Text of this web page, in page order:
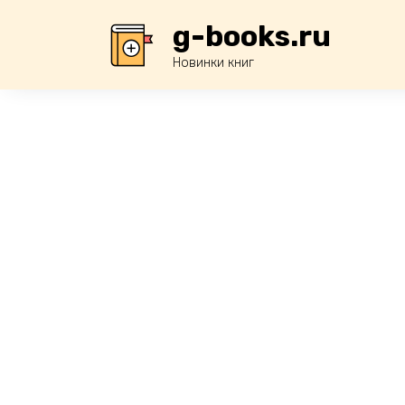
g-books.ru
Новинки книг